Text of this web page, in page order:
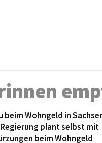
beim Wohngeld in
plant selbst mit
beim Wohngeld